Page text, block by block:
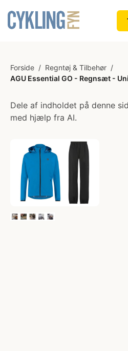
Forside / Regntøj & Tilbehør /
AGU Essential GO - Regnsæt -
Dele af indholdet på denne
med hjælp fra AI.